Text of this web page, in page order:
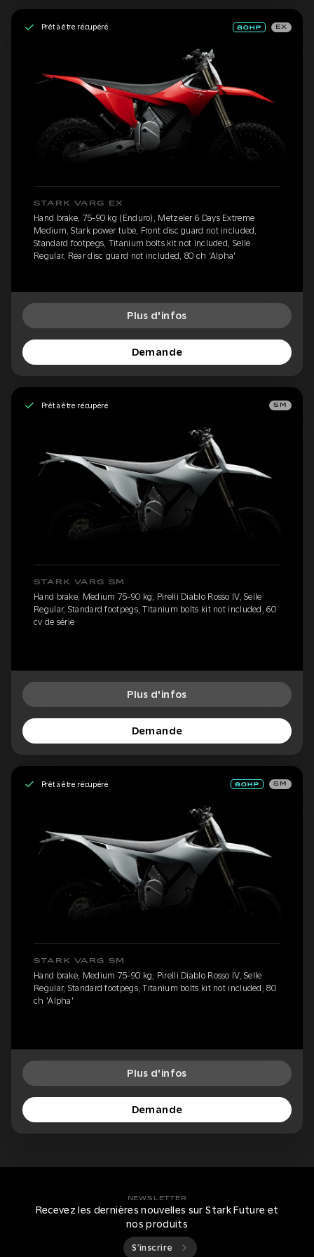
Prêt à être récupéré EX
STARK VARG EX
Hand brake, 75-90 kg (Enduro), Metzeler 6 Days Extreme
Medium, Stark power tube, Front disc guard not included,
Standard footpegs, Titanium bolts kit not included, Selle
Regular, Rear disc guard not included, 80 ch 'Alpha'
Plus d'infos
Demande
Prêt à être récupéré SM
STARK VARG SM
Hand brake, Medium 75-90 kg, Pirelli Diablo Rosso IV, Selle
Regular, Standard footpegs, Titanium bolts kit not included, 60
cv de série
Plus d'infos
Demande
Prêt à être récupéré SM
STARK VARG SM
Hand brake, Medium 75-90 kg, Pirelli Diablo Rosso IV, Selle
Regular, Standard footpegs, Titanium bolts kit not included, 80
ch 'Alpha'
Plus d'infos
Demande
NEWSLETTER
Recevez les dernières nouvelles sur Stark Future et
nos produits
S’inscrire